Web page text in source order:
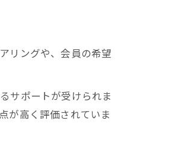
リングや、会員の希望
サポートが受けられま
が高く評価されていま